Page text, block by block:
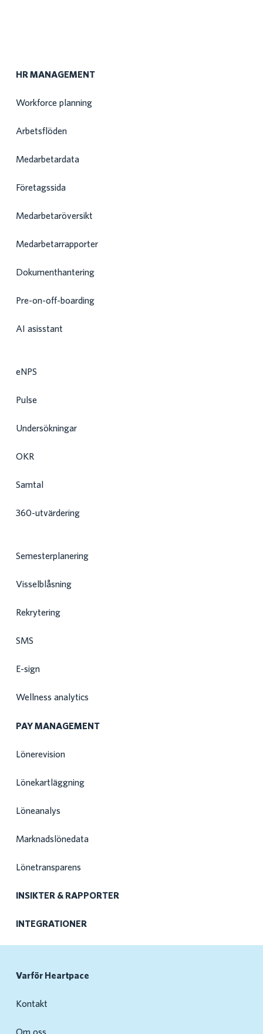
HR MANAGEMENT
Workforce planning
Arbetsflöden
Medarbetardata
Företagssida
Medarbetaröversikt
Medarbetarrapporter
Dokumenthantering
Pre-on-off-boarding
AI asisstant
eNPS
Pulse
Undersökningar
OKR
Samtal
360-utvärdering
Semesterplanering
Visselblåsning
Rekrytering
SMS
E-sign
Wellness analytics
PAY MANAGEMENT
Lönerevision
Lönekartläggning
Löneanalys
Marknadslönedata
Lönetransparens
INSIKTER & RAPPORTER
INTEGRATIONER
Varför Heartpace
Kontakt